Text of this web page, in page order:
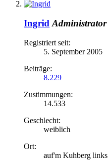
Ingrid Administrator
Registriert seit:
5. September 2005
Beiträge:
8.229
Zustimmungen:
14.533
Geschlecht:
weiblich
Ort:
auf'm Kuhberg links